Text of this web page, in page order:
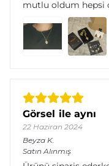
mutlu oldum hepsi
Görsel ile aynı
22 Haziran 2024
Beyza K.
Satın Alınmış